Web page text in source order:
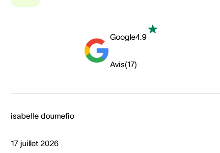
Google4.9
Avis(17)
isabelle doumefio
17 juillet 2026